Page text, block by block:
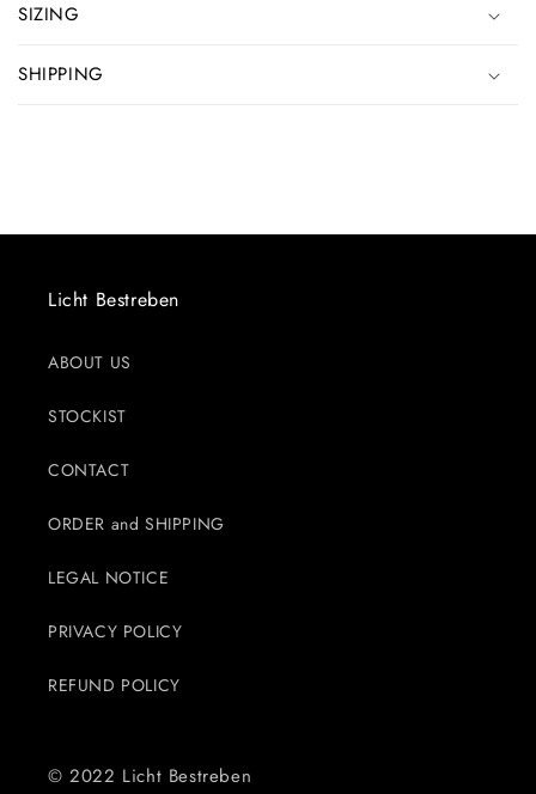
SIZING
SHIPPING
Licht Bestreben
ABOUT US
STOCKIST
CONTACT
ORDER and SHIPPING
LEGAL NOTICE
PRIVACY POLICY
REFUND POLICY
© 2022 Licht Bestreben